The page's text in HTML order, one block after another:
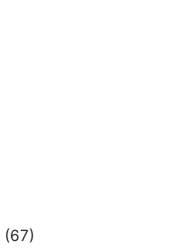
(67)